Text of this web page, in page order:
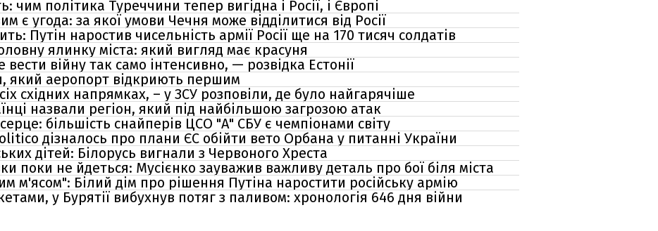
чим політика Туреччини тепер вигідна і Росії, і Європі
є угода: за якої умови Чечня може відділитися від Росії
Путін наростив чисельність армії Росії ще на 170 тисяч солдатів
ялинку міста: який вигляд має красуня
вести війну так само інтенсивно, — розвідка Естонії
який аеропорт відкриють першим
східних напрямках, – у ЗСУ розповіли, де було найгарячіше
назвали регіон, який під найбільшою загрозою атак
більшість снайперів ЦСО "А" СБУ є чемпіонами світу
дізналось про плани ЄС обійти вето Орбана у питанні України
дітей: Білорусь вигнали з Червоного Хреста
поки не йдеться: Мусієнко зауважив важливу деталь про бої біля міста
м'ясом": Білий дім про рішення Путіна наростити російську армію
у Бурятії вибухнув потяг з паливом: хронологія 646 дня війни